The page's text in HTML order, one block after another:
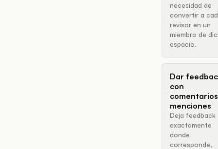
necesidad de
convertir a
revisor en un
miembro de
espacio.
Dar
con
menciones
Deja feedback
exactamente
donde
corresponde,